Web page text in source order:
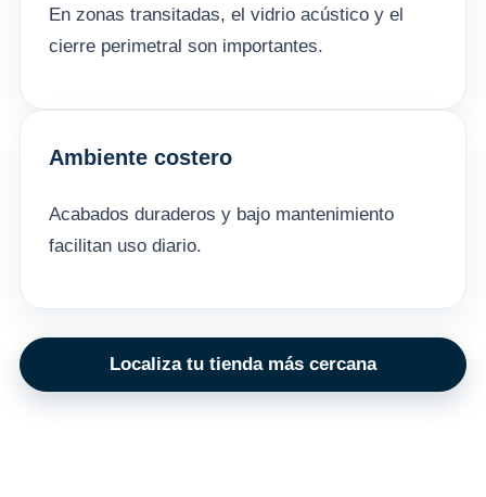
En zonas transitadas, el vidrio acústico y el
cierre perimetral son importantes.
Ambiente costero
Acabados duraderos y bajo mantenimiento
facilitan uso diario.
Localiza tu tienda más cercana